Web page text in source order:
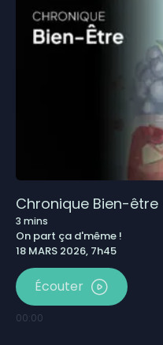
Chronique Bien-être
3 mins
On part ça d'même !
18 MARS 2026, 7h45
Écouter
00:00